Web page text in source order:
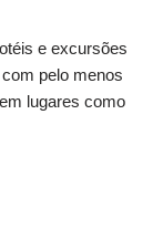
e excursões
pelo menos
lugares como